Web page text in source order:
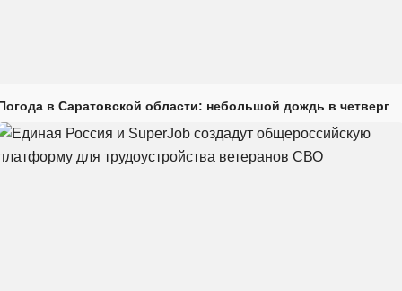
в Саратовской области: небольшой дождь в четверг